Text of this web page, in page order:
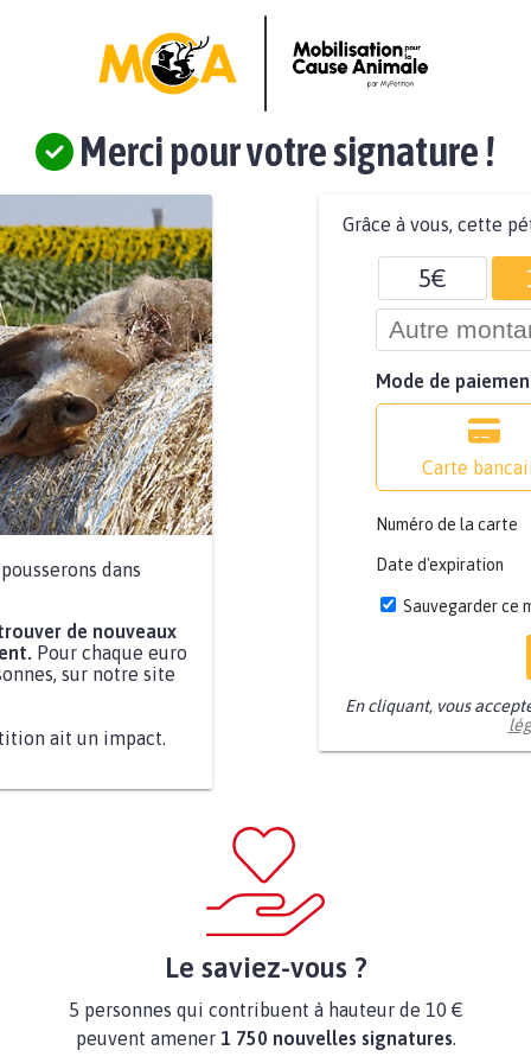
Merci pour votre signature !
dans
de nouveaux
Pour chaque euro
sur notre site
ait un impact.
Grâce à vous, cette
5€
Mode de
Carte
Numéro de la carte
Date d'expiration
Sauvegarder ce
En cliquant, vous
Le saviez-vous ?
5 personnes qui contribuent à hauteur de 10 €
peuvent amener 1 750 nouvelles signatures.